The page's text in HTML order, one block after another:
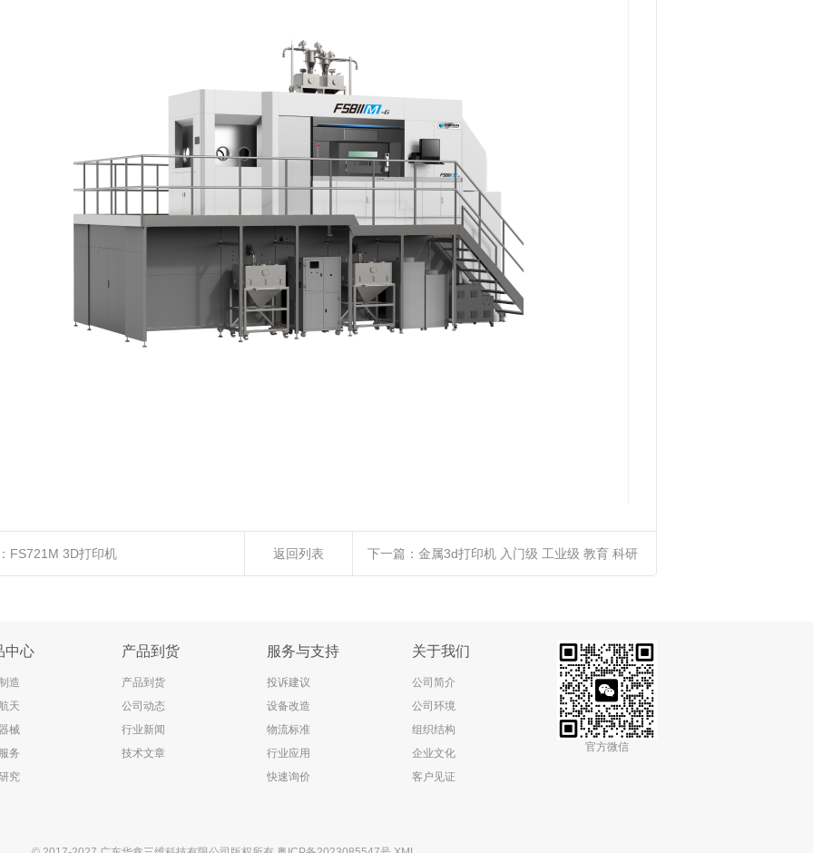
FS721M 3D打印机 返回列表 下一篇： 金属3d打印机 入门级 工业级 教育 科研
中心
造
天
械
务
究
产品到货
产品到货
公司动态
行业新闻
技术文章
服务与支持
投诉建议
设备改造
物流标准
行业应用
快速询价
关于我们
公司简介
公司环境
组织结构
企业文化
客户见证
官方微信